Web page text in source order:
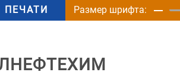
ПЕЧАТИ Размер шрифта: